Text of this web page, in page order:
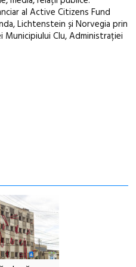
al Active Citizens Fund
Lichtenstein și Norvegia prin
Municipiului Clu, Administrației